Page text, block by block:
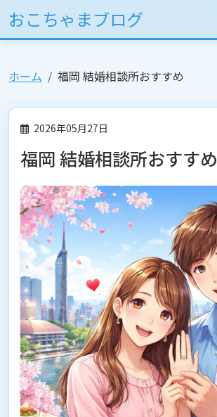
おこちゃまブログ
ホーム 福岡 結婚相談所おすすめ
2026年05月27日
福岡 結婚相談所おすすめ